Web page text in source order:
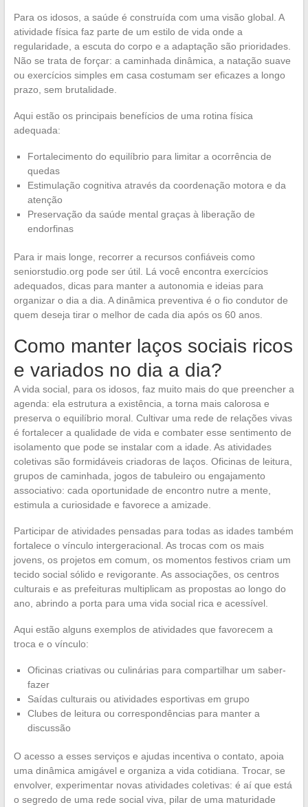
Para os idosos, a saúde é construída com uma visão global. A
atividade física faz parte de um estilo de vida onde a
regularidade, a escuta do corpo e a adaptação são prioridades.
Não se trata de forçar: a caminhada dinâmica, a natação suave
ou exercícios simples em casa costumam ser eficazes a longo
prazo, sem brutalidade.
Aqui estão os principais benefícios de uma rotina física
adequada:
Fortalecimento do equilíbrio para limitar a ocorrência de
quedas
Estimulação cognitiva através da coordenação motora e da
atenção
Preservação da saúde mental graças à liberação de
endorfinas
Para ir mais longe, recorrer a recursos confiáveis como
seniorstudio.org pode ser útil. Lá você encontra exercícios
adequados, dicas para manter a autonomia e ideias para
organizar o dia a dia. A dinâmica preventiva é o fio condutor de
quem deseja tirar o melhor de cada dia após os 60 anos.
Como manter laços sociais ricos
e variados no dia a dia?
A vida social, para os idosos, faz muito mais do que preencher a
agenda: ela estrutura a existência, a torna mais calorosa e
preserva o equilíbrio moral. Cultivar uma rede de relações vivas
é fortalecer a qualidade de vida e combater esse sentimento de
isolamento que pode se instalar com a idade. As atividades
coletivas são formidáveis criadoras de laços. Oficinas de leitura,
grupos de caminhada, jogos de tabuleiro ou engajamento
associativo: cada oportunidade de encontro nutre a mente,
estimula a curiosidade e favorece a amizade.
Participar de atividades pensadas para todas as idades também
fortalece o vínculo intergeracional. As trocas com os mais
jovens, os projetos em comum, os momentos festivos criam um
tecido social sólido e revigorante. As associações, os centros
culturais e as prefeituras multiplicam as propostas ao longo do
ano, abrindo a porta para uma vida social rica e acessível.
Aqui estão alguns exemplos de atividades que favorecem a
troca e o vínculo:
Oficinas criativas ou culinárias para compartilhar um saber-
fazer
Saídas culturais ou atividades esportivas em grupo
Clubes de leitura ou correspondências para manter a
discussão
O acesso a esses serviços e ajudas incentiva o contato, apoia
uma dinâmica amigável e organiza a vida cotidiana. Trocar, se
envolver, experimentar novas atividades coletivas: é aí que está
o segredo de uma rede social viva, pilar de uma maturidade